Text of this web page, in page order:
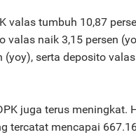
valas tumbuh 10,87
valas naik 3,15 persen
(yoy), serta deposito
juga terus meningkat.
tercatat mencapai